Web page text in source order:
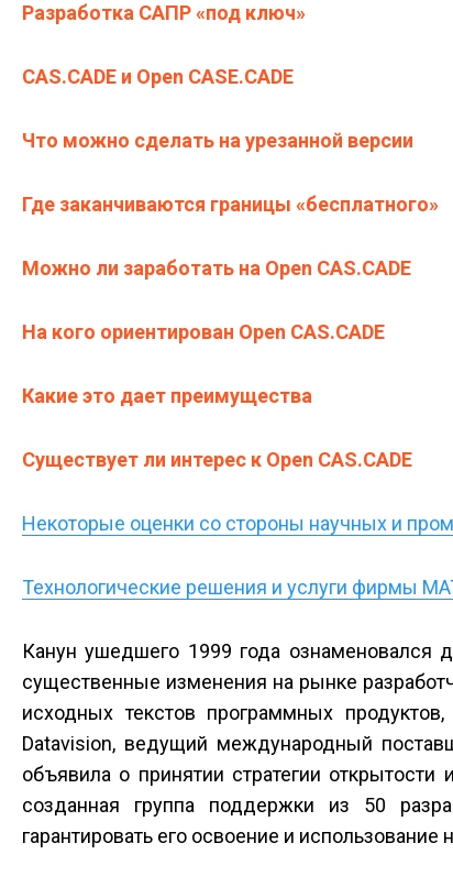
Разработка САПР «под ключ»
CAS.CADE и Open CASE.CADE
Что можно сделать на урезанной версии
Где заканчиваются границы «бесплатного»
Можно ли заработать на Open CAS.CADE
На кого ориентирован Open CAS.CADE
Какие это дает преимущества
Существует ли интерес к Open CAS.CADE
Некоторые оценки со стороны научных и
Технологические решения и услуги фирмы
Канун ушедшего 1999 года ознаменовался
существенные изменения на рынке
исходных текстов программных
Datavision, ведущий международный
объявила о принятии стратегии
созданная группа поддержки из 50
гарантировать его освоение и